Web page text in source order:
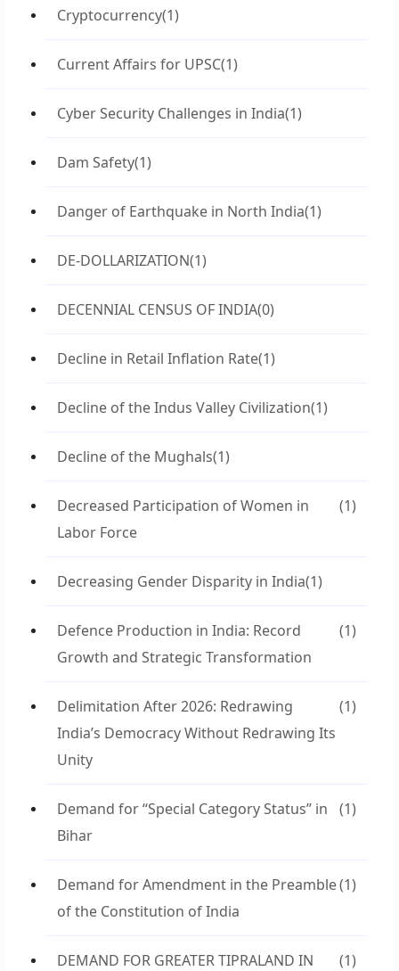
Cryptocurrency(1)
Current Affairs for UPSC(1)
Cyber Security Challenges in India(1)
Dam Safety(1)
Danger of Earthquake in North India(1)
DE-DOLLARIZATION(1)
DECENNIAL CENSUS OF INDIA(0)
Decline in Retail Inflation Rate(1)
Decline of the Indus Valley Civilization(1)
Decline of the Mughals(1)
Decreased Participation of Women in
Labor Force
(1)
Decreasing Gender Disparity in India(1)
Defence Production in India: Record
Growth and Strategic Transformation
(1)
Delimitation After 2026: Redrawing
India’s Democracy Without Redrawing Its
Unity
(1)
Demand for “Special Category Status” in
Bihar
(1)
Demand for Amendment in the Preamble
of the Constitution of India
(1)
DEMAND FOR GREATER TIPRALAND IN
(1)